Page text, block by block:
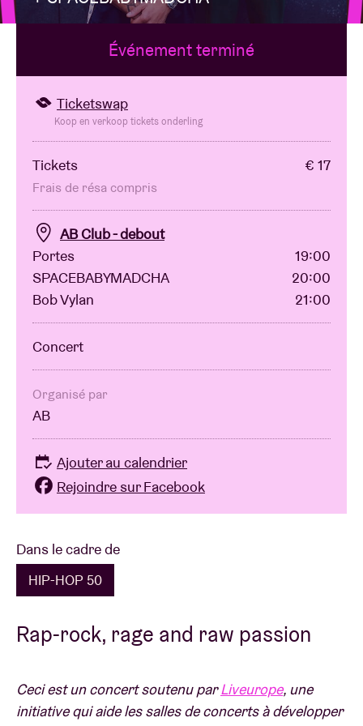
Location de salles
BRDCST
Chèque-concert
À propos de l'AB
Contact
Dans le cadre de
HIP-HOP 50
Rap-rock, rage and raw passion
Ceci est un concert soutenu parLiveurope, une
initiative qui aide les salles de concerts à développer
Événement terminé
Ticketswap
Koop en verkoop tickets onderling
Tickets € 17
Frais de résa compris
AB Club - debout
Portes
19:00
SPACEBABYMADCHA
20:00
Bob Vylan
21:00
Concert
Organisé par
AB
Ajouter au calendrier
Rejoindre sur Facebook